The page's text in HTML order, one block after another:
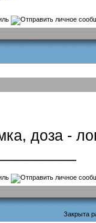
доза -
Закрыта